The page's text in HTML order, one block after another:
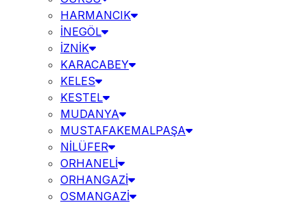
HARMANCIK
İNEGÖL
İZNİK
KARACABEY
KELES
KESTEL
MUDANYA
MUSTAFAKEMALPAŞA
NİLÜFER
ORHANELİ
ORHANGAZİ
OSMANGAZİ